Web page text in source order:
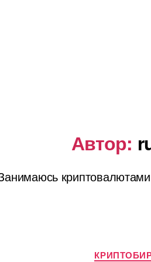
Автор: